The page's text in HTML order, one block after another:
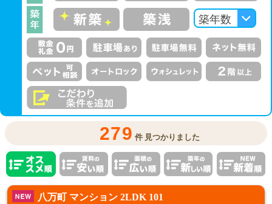
279 件 見つかりました
八万町 マンション 2LDK 101